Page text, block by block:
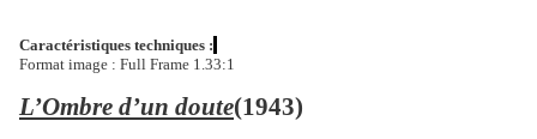
Caractéristiques techniques :
Format image : Full Frame 1.33:1
L’Ombre d’un doute(1943)